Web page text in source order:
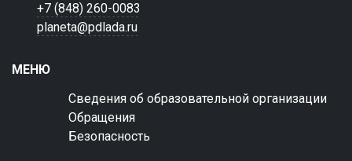
+7 (848) 260-0083
planeta@pdlada.ru
МЕНЮ
Сведения об образовательной организации
Обращения
Безопасность